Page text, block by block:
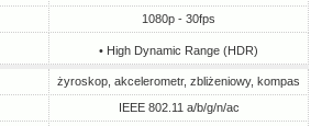
1080p - 30fps
• High Dynamic Range (HDR)
żyroskop, akcelerometr, zbliżeniowy, kompas
IEEE 802.11 a/b/g/n/ac